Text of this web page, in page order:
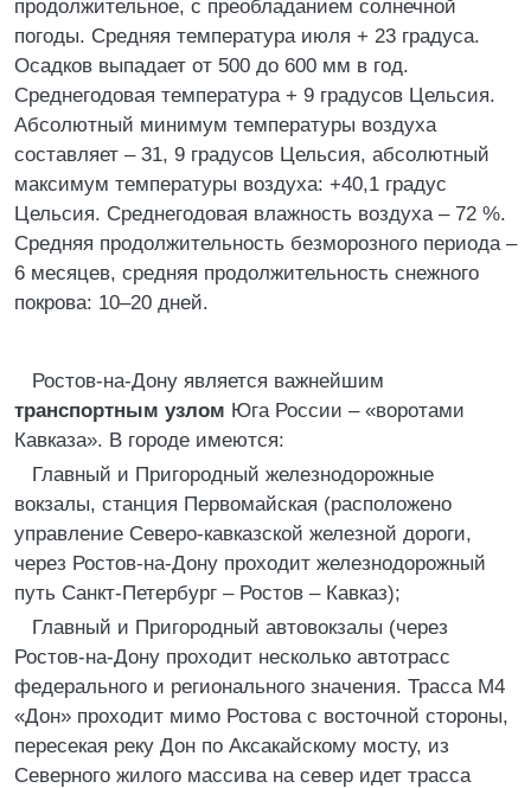
продолжительное, с преобладанием солнечной
погоды. Средняя температура июля + 23 градуса.
Осадков выпадает от 500 до 600 мм в год.
Среднегодовая температура + 9 градусов Цельсия.
Абсолютный минимум температуры воздуха
составляет – 31, 9 градусов Цельсия, абсолютный
максимум температуры воздуха: +40,1 градус
Цельсия. Среднегодовая влажность воздуха – 72 %.
Средняя продолжительность безморозного периода –
6 месяцев, средняя продолжительность снежного
покрова: 10–20 дней.
Ростов-на-Дону является важнейшим
транспортным узлом Юга России – «воротами
Кавказа». В городе имеются:
Главный и Пригородный железнодорожные
вокзалы, станция Первомайская (расположено
управление Северо-кавказской железной дороги,
через Ростов-на-Дону проходит железнодорожный
путь Санкт-Петербург – Ростов – Кавказ);
Главный и Пригородный автовокзалы (через
Ростов-на-Дону проходит несколько автотрасс
федерального и регионального значения. Трасса М4
«Дон» проходит мимо Ростова с восточной стороны,
пересекая реку Дон по Аксакайскому мосту, из
Северного жилого массива на север идет трасса